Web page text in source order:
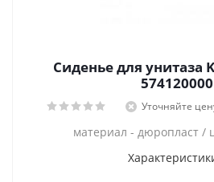
Сиденье для унитаза
574120000
Уточняйте
материал - дюропласт /